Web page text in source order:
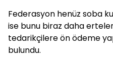
Federasyon henüz soba
ise bunu biraz daha
tedarikçilere ön ödeme
bulundu.